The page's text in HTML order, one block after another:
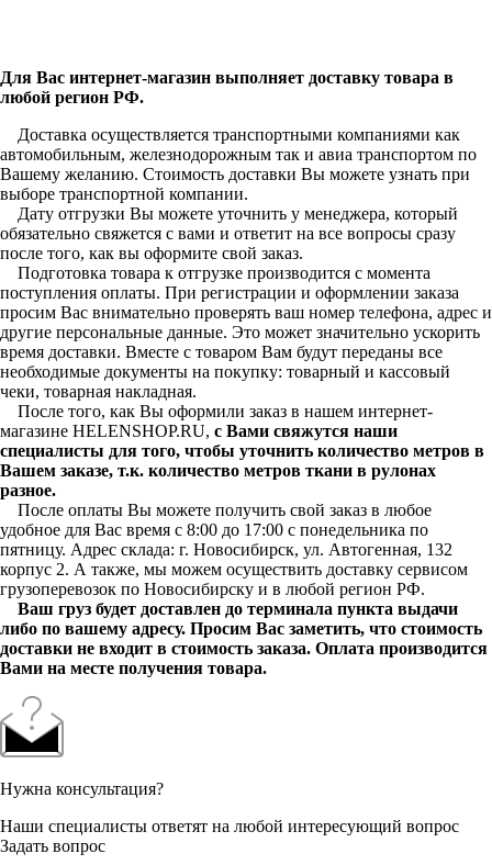
Для Вас интернет-магазин выполняет доставку товара в
любой регион РФ.
Доставка осуществляется транспортными компаниями как
автомобильным, железнодорожным так и авиа транспортом по
Вашему желанию. Стоимость доставки Вы можете узнать при
выборе транспортной компании.
Дату отгрузки Вы можете уточнить у менеджера, который
обязательно свяжется с вами и ответит на все вопросы сразу
после того, как вы оформите свой заказ.
Подготовка товара к отгрузке производится с момента
поступления оплаты. При регистрации и оформлении заказа
просим Вас внимательно проверять ваш номер телефона, адрес и
другие персональные данные. Это может значительно ускорить
время доставки. Вместе с товаром Вам будут переданы все
необходимые документы на покупку: товарный и кассовый
чеки, товарная накладная.
После того, как Вы оформили заказ в нашем интернет-
магазине HELENSHOP.RU, с Вами свяжутся наши
специалисты для того, чтобы уточнить количество метров в
Вашем заказе, т.к. количество метров ткани в рулонах
разное.
После оплаты Вы можете получить свой заказ в любое
удобное для Вас время с 8:00 до 17:00 с понедельника по
пятницу. Адрес склада: г. Новосибирск, ул. Автогенная, 132
корпус 2. А также, мы можем осуществить доставку сервисом
грузоперевозок по Новосибирску и в любой регион РФ.
Ваш груз будет доставлен до терминала пункта выдачи
либо по вашему адресу. Просим Вас заметить, что стоимость
доставки не входит в стоимость заказа. Оплата производится
Вами на месте получения товара.
Нужна консультация?
Наши специалисты ответят на любой интересующий вопрос
Задать вопрос